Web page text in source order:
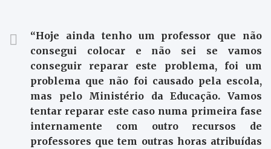
“Hoje ainda tenho um professor que não
consegui colocar e não sei se vamos
conseguir reparar este problema, foi um
problema que não foi causado pela escola,
mas pelo Ministério da Educação. Vamos
tentar reparar este caso numa primeira fase
internamente com outro recursos de
professores que tem outras horas atribuídas